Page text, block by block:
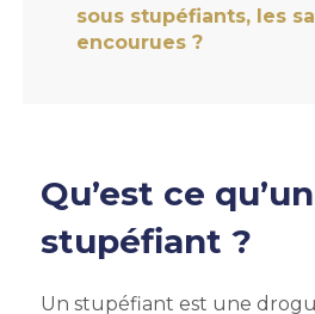
sous stupéfiants, les
encourues ?
Qu’est ce qu’un
stupéfiant ?
Un stupéfiant est une